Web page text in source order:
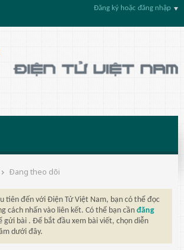
Đăng ký hoặc đăng nhập
Ðang theo dõi
tiên đến với Điện Tử Việt Nam, bạn có thể đọc
cách nhấn vào liên kết. Có thể bạn cần đăng
gửi bài . Để bắt đầu xem bài viết, chọn diễn
dưới đây.